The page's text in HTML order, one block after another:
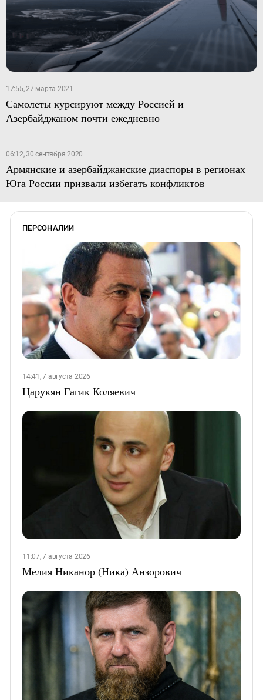
17:55, 27 марта 2021
Самолеты курсируют между Россией и
Азербайджаном почти ежедневно
06:12, 30 сентября 2020
Армянские и азербайджанские диаспоры в регионах
Юга России призвали избегать конфликтов
ПЕРСОНАЛИИ
14:41, 7 августа 2026
Царукян Гагик Коляевич
11:07, 7 августа 2026
Мелия Никанор (Ника) Анзорович